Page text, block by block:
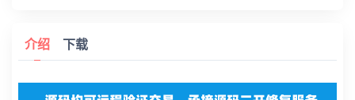
介绍 下载